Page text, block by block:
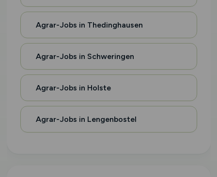
Agrar-Jobs in Thedinghausen
Agrar-Jobs in Schweringen
Agrar-Jobs in Holste
Agrar-Jobs in Lengenbostel